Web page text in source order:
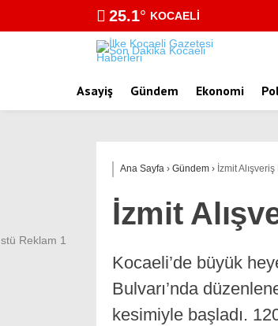
25.1° KOCAELI
Asayiş Gündem Ekonomi
Ana Sayfa › Gündem › İzmit
İzmit
Kocaeli’de büyük
Bulvarı’nda
kesimiyle başladı.